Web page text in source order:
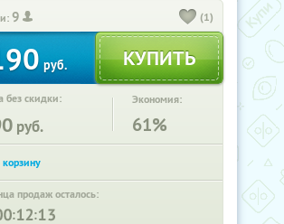
9 (1)
руб.
без скидки:
руб.
Экономия:
61%
продаж осталось:
: :